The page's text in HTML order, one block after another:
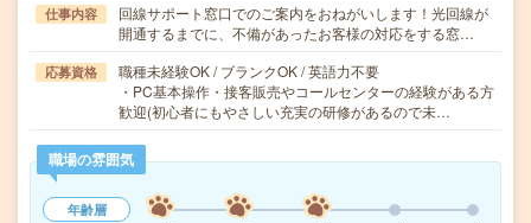
仕事内容
回線サポート窓口でのご案内をおねがいします！光回線が
開通するまでに、不備があったお客様の対応をする窓…
応募資格
職種未経験OK / ブランクOK / 英語力不要
・PC基本操作・接客販売やコールセンターの経験がある方
歓迎(初心者にもやさしい充実の研修があるので未…
職場の雰囲気
年齢層